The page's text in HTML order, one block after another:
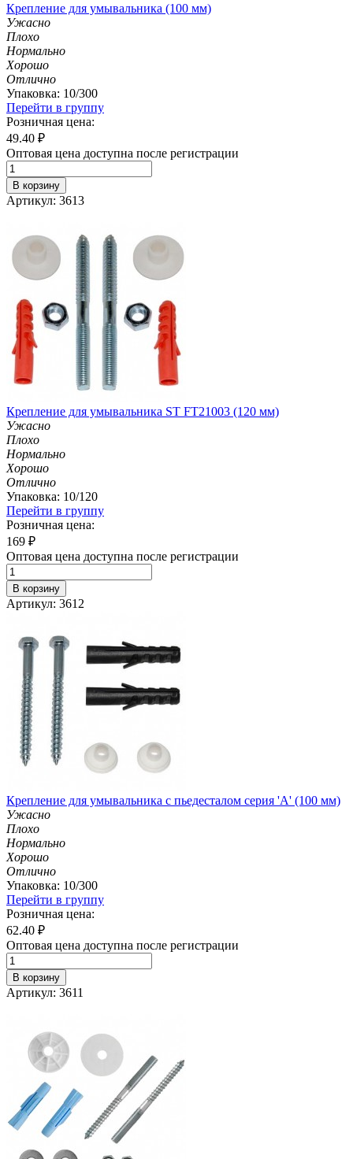
Крепление для умывальника (100 мм)
Ужасно
Плохо
Нормально
Хорошо
Отлично
Упаковка: 10/300
Перейти в группу
Розничная цена:
49.40 ₽
Оптовая цена доступна после регистрации
В корзину
Артикул: 3613
Крепление для умывальника ST FT21003 (120 мм)
Ужасно
Плохо
Нормально
Хорошо
Отлично
Упаковка: 10/120
Перейти в группу
Розничная цена:
169 ₽
Оптовая цена доступна после регистрации
В корзину
Артикул: 3612
Крепление для умывальника с пьедесталом серия 'А' (100 мм)
Ужасно
Плохо
Нормально
Хорошо
Отлично
Упаковка: 10/300
Перейти в группу
Розничная цена:
62.40 ₽
Оптовая цена доступна после регистрации
В корзину
Артикул: 3611